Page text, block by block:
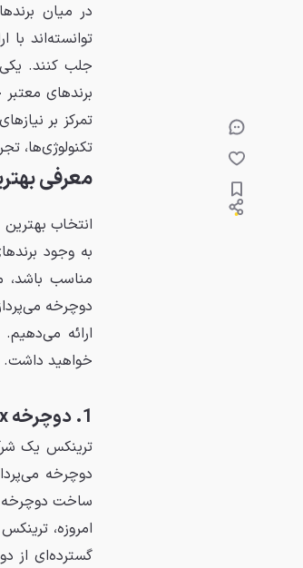
در میان
توانسته‌اند
جلب کنند.
برندهای
تمرکز بر
تکنولوژی‌ها،
معرفی
انتخاب
به وجود
مناسب باشد،
دوچرخه
ارائه
خواهید داشت.
1. دوچرخه trinx
دوچرخه
ساخت دوچرخه
امروزه،
گسترده‌ای از